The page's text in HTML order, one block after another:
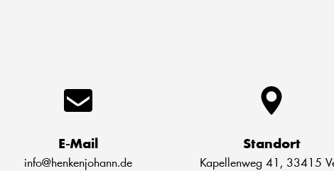
E-Mail
info@henkenjohann.de
Standort
Kapellenweg 41, 33415